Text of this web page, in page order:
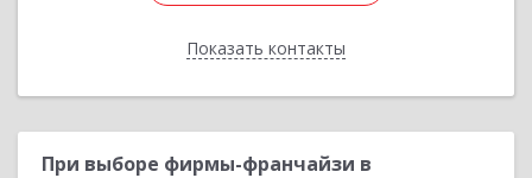
Показать контакты
Назад
При выборе фирмы-франчайзи в